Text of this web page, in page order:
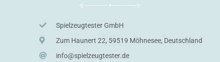
Spielzeugtester GmbH
Zum Haunert 22, 59519 Möhnesee, Deutschland
info@spielzeugtester.de